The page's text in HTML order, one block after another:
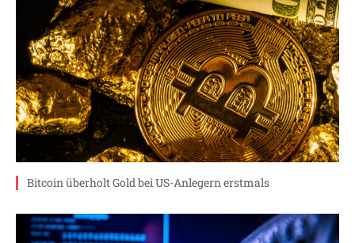
Bitcoin überholt Gold bei US-Anlegern erstmals